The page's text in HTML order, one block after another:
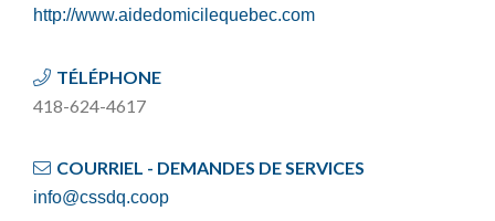
http://www.aidedomicilequebec.com
TÉLÉPHONE
418-624-4617
COURRIEL - DEMANDES DE SERVICES
info@cssdq.coop